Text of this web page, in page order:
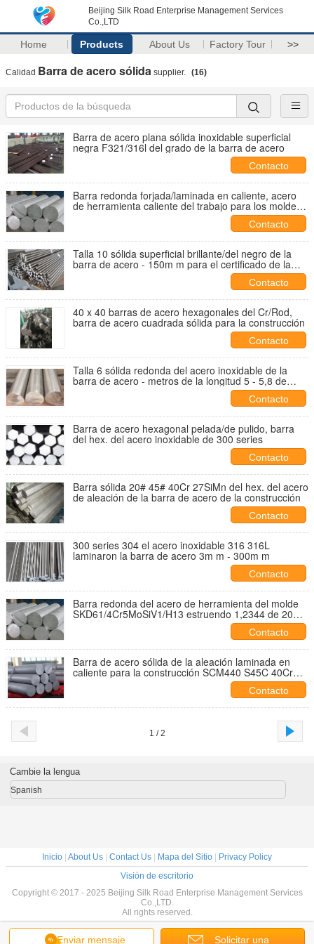
Beijing Silk Road Enterprise Management Services
Co.,LTD
Home Products About Us Factory Tour >>
Calidad Barra de acero sólida supplier. (16)
Barra de acero plana sólida inoxidable superficial
negra F321/316l del grado de la barra de acero
Contacto
Barra redonda forjada/laminada en caliente, acero
de herramienta caliente del trabajo para los moldes
Contacto
Talla 10 sólida superficial brillante/del negro de la
barra de acero - 150m m para el certificado de la
Contacto
40 x 40 barras de acero hexagonales del Cr/Rod,
barra de acero cuadrada sólida para la construcción
Contacto
Talla 6 sólida redonda del acero inoxidable de la
barra de acero - metros de la longitud 5 - 5,8 de
Contacto
Barra de acero hexagonal pelada/de pulido, barra
del hex. del acero inoxidable de 300 series
Contacto
Barra sólida 20# 45# 40Cr 27SiMn del hex. del acero
de aleación de la barra de acero de la construcción
Contacto
300 series 304 el acero inoxidable 316 316L
laminaron la barra de acero 3m m - 300m m
Contacto
Barra redonda del acero de herramienta del molde
SKD61/4Cr5MoSiV1/H13 estruendo 1,2344 de 20m
Contacto
Barra de acero sólida de la aleación laminada en
caliente para la construcción SCM440 S45C 40Cr
Contacto
1 / 2
Enviar mensaje Solicitar una
Cambie la lengua
Spanish
Inicio About Us Contact Us Mapa del Sitio
Privacy Policy
Visión de escritorio
Copyright © 2017 - 2025 Beijing Silk Road Enterprise Management Services
Co.,LTD.
All rights reserved.